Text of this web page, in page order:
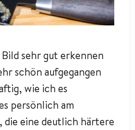
sehr gut erkennen
schön aufgegangen
wie ich es
persönlich am
eine deutlich härtere